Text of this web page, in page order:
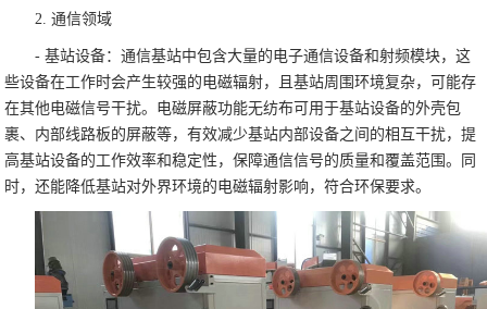
2. 通信领域
- 基站设备：通信基站中包含大量的电子通信设备和射频模块，这
些设备在工作时会产生较强的电磁辐射，且基站周围环境复杂，可能存
在其他电磁信号干扰。电磁屏蔽功能无纺布可用于基站设备的外壳包
裹、内部线路板的屏蔽等，有效减少基站内部设备之间的相互干扰，提
高基站设备的工作效率和稳定性，保障通信信号的质量和覆盖范围。同
时，还能降低基站对外界环境的电磁辐射影响，符合环保要求。